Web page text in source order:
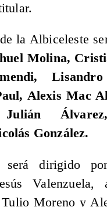
la Albiceleste
Molina,
Alexis Mac
Julián
González.
será dirigido
Valenzuela,
Moreno y